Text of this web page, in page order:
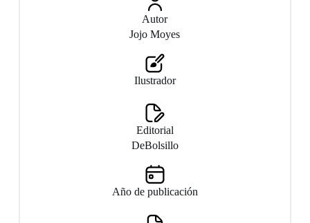
Autor
Jojo Moyes
Ilustrador
Editorial
DeBolsillo
Año de publicación